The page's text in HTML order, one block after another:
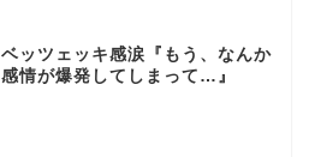
ベッツェッキ感涙『もう、なんか
感情が爆発してしまって…』